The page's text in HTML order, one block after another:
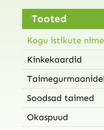
Tooted
Kogu istikute
Kinkekaardid
Soodsad taimed
Okaspuud